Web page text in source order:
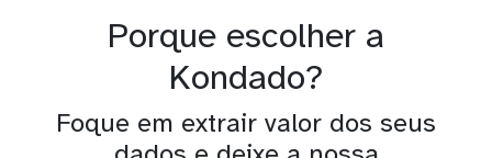
Porque escolher a
Kondado?
Foque em extrair valor dos seus